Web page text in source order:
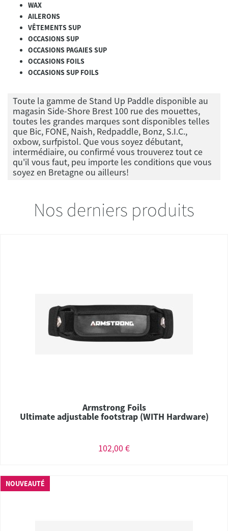
WAX
AILERONS
VÊTEMENTS SUP
OCCASIONS SUP
OCCASIONS PAGAIES SUP
OCCASIONS FOILS
OCCASIONS SUP FOILS
Toute la gamme de Stand Up Paddle disponible au
magasin Side-Shore Brest 100 rue des mouettes,
toutes les grandes marques sont disponibles telles
que Bic, FONE, Naish, Redpaddle, Bonz, S.I.C.,
oxbow, surfpistol. Que vous soyez débutant,
intermédiaire, ou confirmé vous trouverez tout ce
qu'il vous faut, peu importe les conditions que vous
soyez en Bretagne ou ailleurs!
Nos derniers produits
Armstrong Foils
Ultimate adjustable footstrap (WITH Hardware)
102,00 €
NOUVEAUTÉ